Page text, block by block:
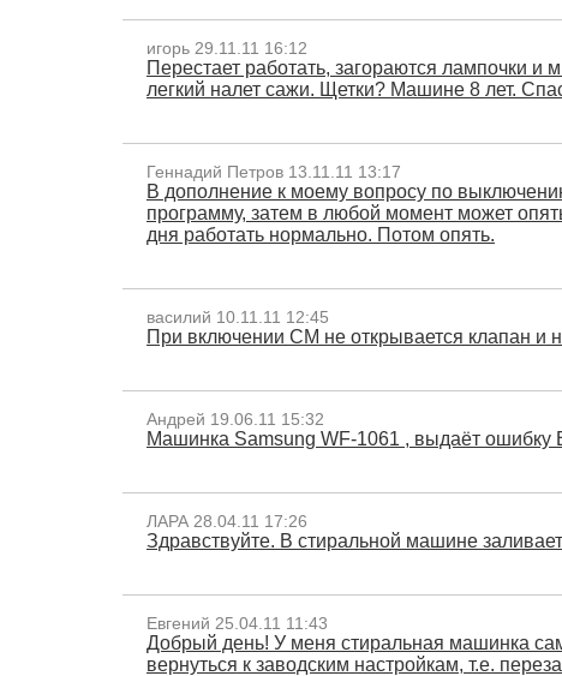
игорь 29.11.11 16:12
Перестает работать, загораются лампочки
легкий налет сажи. Щетки? Машине 8 лет.
Геннадий Петров 13.11.11 13:17
В дополнение к моему вопросу по
программу, затем в любой момент может
дня работать нормально. Потом опять.
василий 10.11.11 12:45
При включении СМ не открывается клапан и
Андрей 19.06.11 15:32
Машинка Samsung WF-1061 , выдаёт ошибку
ЛАРА 28.04.11 17:26
Здравствуйте. В стиральной машине
Евгений 25.04.11 11:43
Добрый день! У меня стиральная машинка
вернуться к заводским настройкам, т.е.